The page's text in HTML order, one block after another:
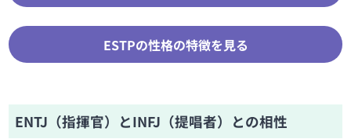
ESTPの性格の特徴を見る
ENTJ（指揮官）とINFJ（提唱者）との相性